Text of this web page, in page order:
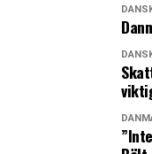
hvor der med
både
noget af pladsen
kan aflaste broen
personrejser kan
metroen, skriver